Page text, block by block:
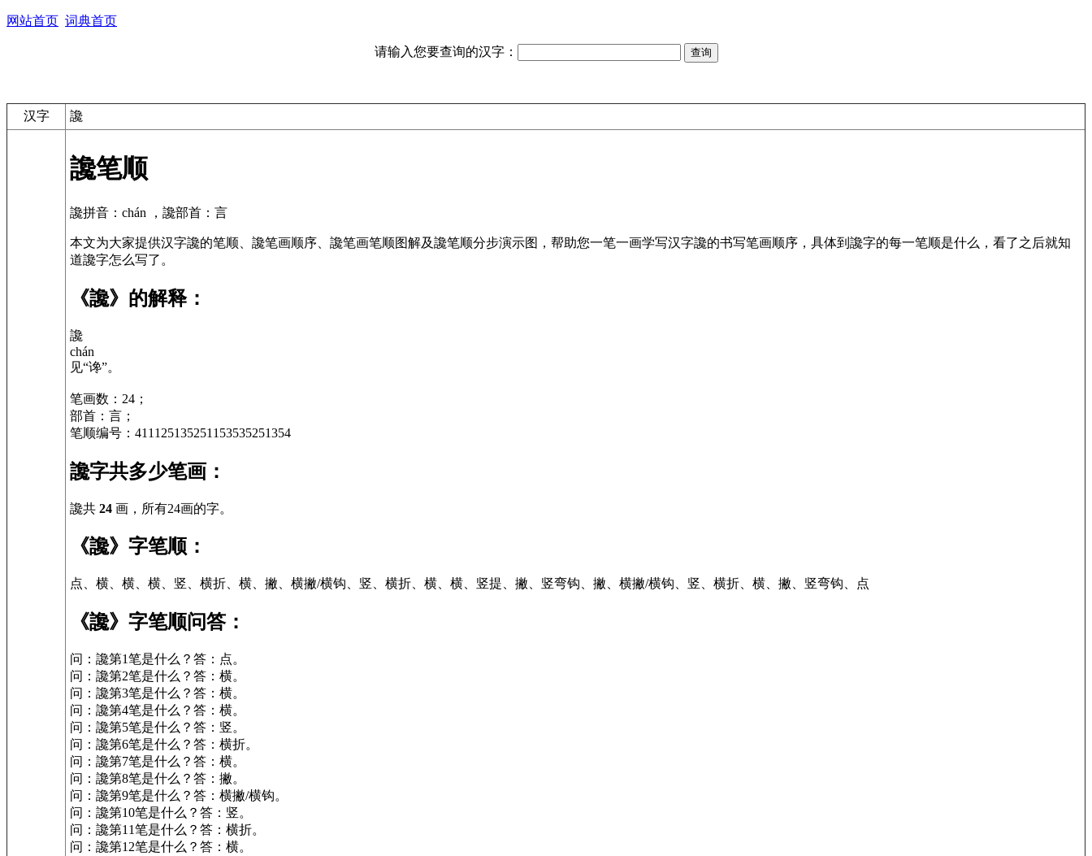
网站首页 词典首页
请输入您要查询的汉字：
汉字 讒
讒笔顺
讒拼音：chán ，讒部首：言
本文为大家提供汉字讒的笔顺、讒笔画顺序、讒笔画笔顺图解及讒笔顺分步演示图，帮助您一笔一画学写汉字讒的书写笔画顺序，具体到讒字的每一笔顺是什么，看了之后就知
道讒字怎么写了。
《讒》的解释：
讒
chán
见“谗”。
笔画数：24；
部首：言；
笔顺编号：411125135251153535251354
讒字共多少笔画：
讒共 24 画，所有24画的字。
《讒》字笔顺：
点、横、横、横、竖、横折、横、撇、横撇/横钩、竖、横折、横、横、竖提、撇、竖弯钩、撇、横撇/横钩、竖、横折、横、撇、竖弯钩、点
《讒》字笔顺问答：
问：讒第1笔是什么？答：点。
问：讒第2笔是什么？答：横。
问：讒第3笔是什么？答：横。
问：讒第4笔是什么？答：横。
问：讒第5笔是什么？答：竖。
问：讒第6笔是什么？答：横折。
问：讒第7笔是什么？答：横。
问：讒第8笔是什么？答：撇。
问：讒第9笔是什么？答：横撇/横钩。
问：讒第10笔是什么？答：竖。
问：讒第11笔是什么？答：横折。
问：讒第12笔是什么？答：横。